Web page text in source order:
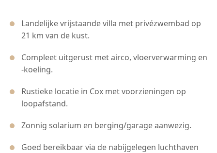
Landelijke vrijstaande villa met privézwembad op
21 km van de kust.
Compleet uitgerust met airco, vloerverwarming en
-koeling.
Rustieke locatie in Cox met voorzieningen op
loopafstand.
Zonnig solarium en berging/garage aanwezig.
Goed bereikbaar via de nabijgelegen luchthaven